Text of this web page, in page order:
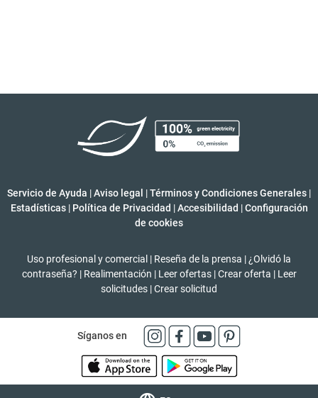
Servicio de Ayuda |Aviso legal |Términos y Condiciones Generales |
Estadísticas | Política de Privacidad | Accesibilidad | Configuración
de cookies
Uso profesional y comercial | Reseña de la prensa | ¿Olvidó la
contraseña? | Realimentación | Leer ofertas | Crear oferta | Leer
solicitudes |Crear solicitud
Síganos en